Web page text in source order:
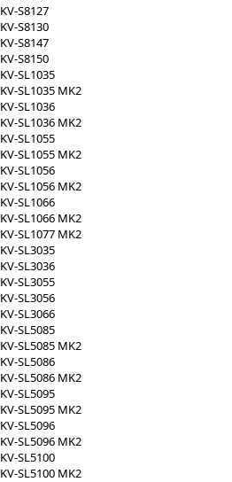
KV-S8127
KV-S8130
KV-S8147
KV-S8150
KV-SL1035
KV-SL1035 MK2
KV-SL1036
KV-SL1036 MK2
KV-SL1055
KV-SL1055 MK2
KV-SL1056
KV-SL1056 MK2
KV-SL1066
KV-SL1066 MK2
KV-SL1077 MK2
KV-SL3035
KV-SL3036
KV-SL3055
KV-SL3056
KV-SL3066
KV-SL5085
KV-SL5085 MK2
KV-SL5086
KV-SL5086 MK2
KV-SL5095
KV-SL5095 MK2
KV-SL5096
KV-SL5096 MK2
KV-SL5100
KV-SL5100 MK2